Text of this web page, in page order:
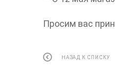
Просим вас
НАЗАД К СПИСКУ